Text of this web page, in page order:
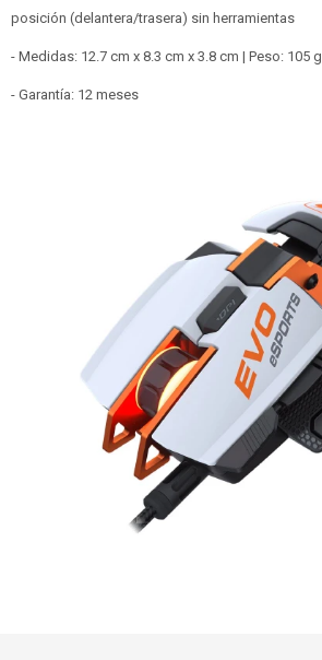
posición (delantera/trasera) sin herramientas
- Medidas: 12.7 cm x 8.3 cm x 3.8 cm | Peso: 105 g
- Garantía: 12 meses